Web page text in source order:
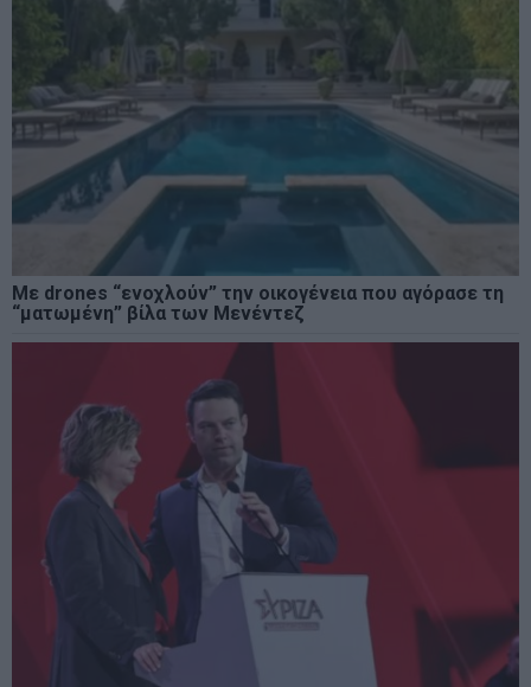
Με drones “ενοχλούν” την οικογένεια που αγόρασε τη
“ματωμένη” βίλα των Μενέντεζ